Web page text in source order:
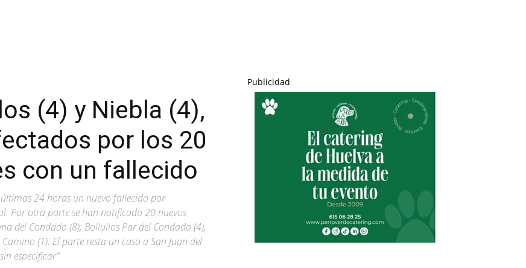
(4) y Niebla (4),
por los 20
con un fallecido
24 horas un nuevo fallecido por
Por otra parte se han notificado 20 nuevos
del Condado (8), Bollullos Par del Condado (4),
(1). El parte resta un caso a San Juan del
especificar”
Publicidad